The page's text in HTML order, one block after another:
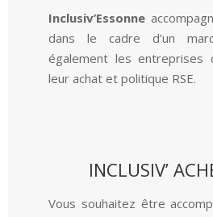
Inclusiv’Essonne
dans le cadre d’un
également les entreprises
leur achat et politique RSE.
INCLUSIV’
Vous souhaitez être